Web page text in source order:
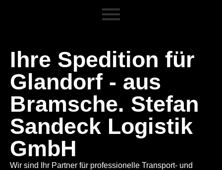
Ihre Spedition für
Glandorf - aus
Bramsche. Stefan
Sandeck Logistik
GmbH
Wir sind Ihr Partner für professionelle Transport- und